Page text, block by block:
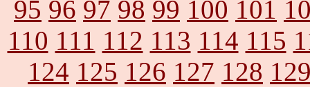
95 96 97 98 99 100 101
110 111 112 113 114 115
124 125 126 127 128